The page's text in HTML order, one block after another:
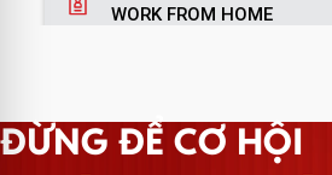
WORK FROM HOME
ĐỪNG ĐỂ CƠ HỘI